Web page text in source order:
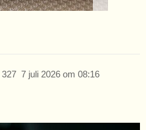
7 juli 2026 om 08:16
327